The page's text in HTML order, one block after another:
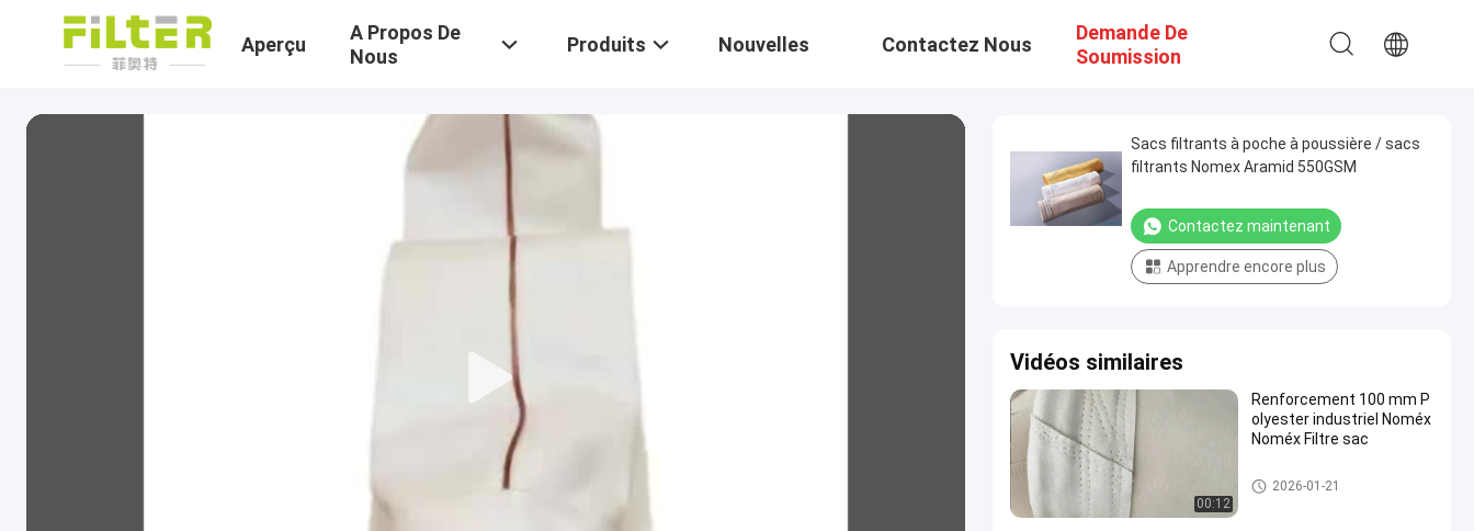
Aperçu
A Propos De
Nous
Produits Nouvelles Contactez Nous
Demande De
Soumission
Sacs filtrants à poche à poussière / sacs
filtrants Nomex Aramid 550GSM
Contactez maintenant
Apprendre encore plus
Vidéos similaires
00:12
Renforcement 100 mm P
olyester industriel Noméx
Noméx Filtre sac
sacs filtrants à haute tempéra
ture
2026-01-21